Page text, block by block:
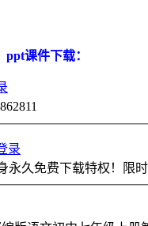
课件下载：
录
久免费下载特权！限